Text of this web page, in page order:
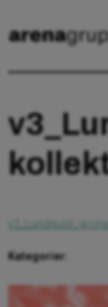
Kategorier: